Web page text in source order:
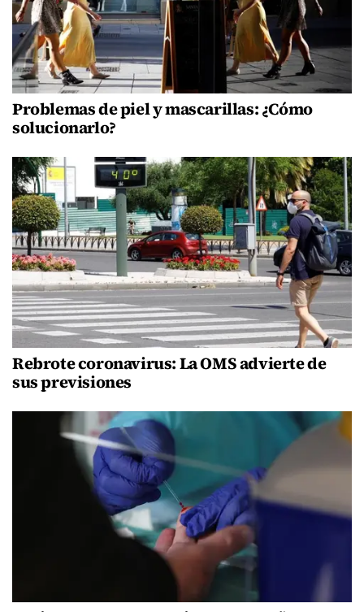
Problemas de piel y mascarillas: ¿Cómo
solucionarlo?
Rebrote coronavirus: La OMS advierte de
sus previsiones